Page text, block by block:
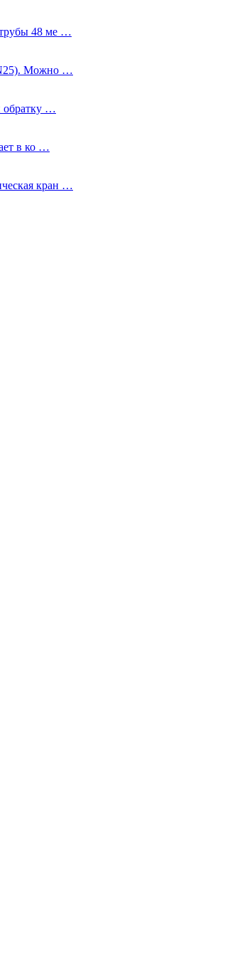
48 ме …
Можно …
обратку …
в ко …
кран …